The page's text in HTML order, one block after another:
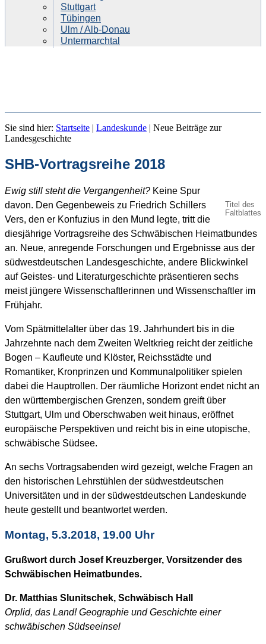
Stuttgart
Tübingen
Ulm / Alb-Donau
Untermarchtal
NEUE BEITRÄGE ZUR
LANDESGESCHICHTE
Sie sind hier: Startseite | Landeskunde | Neue Beiträge zur
Landesgeschichte
SHB-Vortragsreihe 2018
Titel des
Faltblattes
Ewig still steht die Vergangenheit? Keine Spur
davon. Den Gegenbeweis zu Friedrich Schillers
Vers, den er Konfuzius in den Mund legte, tritt die
diesjährige Vortragsreihe des Schwäbischen Heimatbundes
an. Neue, anregende Forschungen und Ergebnisse aus der
südwestdeutschen Landesgeschichte, andere Blickwinkel
auf Geistes- und Literaturgeschichte präsentieren sechs
meist jüngere Wissenschaftlerinnen und Wissenschaftler im
Frühjahr.
Vom Spätmittelalter über das 19. Jahrhundert bis in die
Jahrzehnte nach dem Zweiten Weltkrieg reicht der zeitliche
Bogen – Kaufleute und Klöster, Reichsstädte und
Romantiker, Kronprinzen und Kommunalpolitiker spielen
dabei die Hauptrollen. Der räumliche Horizont endet nicht an
den württembergischen Grenzen, sondern greift über
Stuttgart, Ulm und Oberschwaben weit hinaus, eröffnet
europäische Perspektiven und reicht bis in eine utopische,
schwäbische Südsee.
An sechs Vortragsabenden wird gezeigt, welche Fragen an
den historischen Lehrstühlen der südwestdeutschen
Universitäten und in der südwestdeutschen Landeskunde
heute gestellt und beantwortet werden.
Montag, 5.3.2018, 19.00 Uhr
Grußwort durch Josef Kreuzberger, Vorsitzender des
Schwäbischen Heimatbundes.
Dr. Matthias Slunitschek, Schwäbisch Hall
Orplid, das Land! Geographie und Geschichte einer
schwäbischen Südseeinsel